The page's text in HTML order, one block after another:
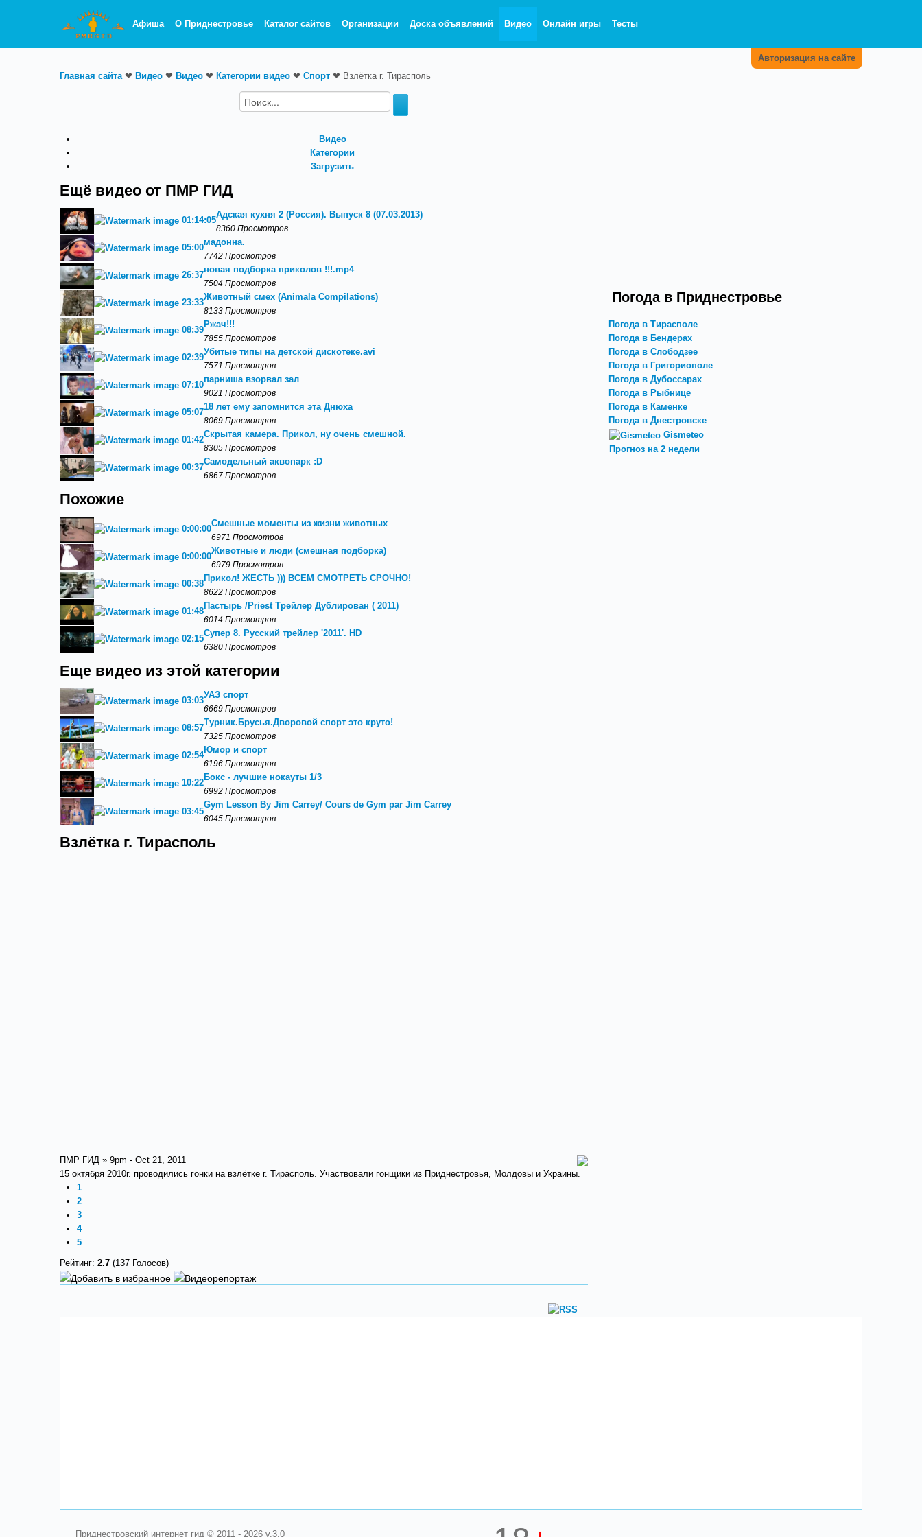
Афиша О Приднестровье Каталог сайтов Организации Доска объявлений Видео Онлайн игры Тесты
Авторизация на сайте
Главная сайта❤ Видео ❤ Видео ❤ Категории видео ❤ Спорт ❤ Взлётка г. Тирасполь
Видео
Категории
Загрузить
Ещё видео от ПМР ГИД
01:14:05
Адская кухня 2 (Россия). Выпуск 8 (07.03.2013)
8360 Просмотров
05:00
мадонна.
7742 Просмотров
26:37
новая подборка приколов !!!.mp4
7504 Просмотров
23:33
Животный смех (Animala Compilations)
8133 Просмотров
08:39
Ржач!!!
7855 Просмотров
02:39
Убитые типы на детской дискотеке.avi
7571 Просмотров
07:10
парниша взорвал зал
9021 Просмотров
05:07
18 лет ему запомнится эта Днюха
8069 Просмотров
01:42
Скрытая камера. Прикол, ну очень смешной.
8305 Просмотров
00:37
Самодельный аквопарк :D
6867 Просмотров
Похожие
0:00:00
Смешные моменты из жизни животных
6971 Просмотров
0:00:00
Животные и люди (смешная подборка)
6979 Просмотров
00:38
Прикол! ЖЕСТЬ ))) ВСЕМ СМОТРЕТЬ СРОЧНО!
8622 Просмотров
01:48
Пастырь /Priest Трейлер Дублирован ( 2011)
6014 Просмотров
02:15
Супер 8. Русский трейлер '2011'. HD
6380 Просмотров
Еще видео из этой категории
03:03
УАЗ спорт
6669 Просмотров
08:57
Турник.Брусья.Дворовой спорт это круто!
7325 Просмотров
02:54
Юмор и спорт
6196 Просмотров
10:22
Бокс - лучшие нокауты 1/3
6992 Просмотров
03:45
Gym Lesson By Jim Carrey/ Cours de Gym par Jim Carrey
6045 Просмотров
Взлётка г. Тирасполь
ПМР ГИД » 9pm - Oct 21, 2011
15 октября 2010г. проводились гонки на взлётке г. Тирасполь. Участвовали гонщики из Приднестровья, Молдовы и Украины.
1
2
3
4
5
Рейтинг: 2.7 (137 Голосов)
Погода в Приднестровье
Погода в Тирасполе
Погода в Бендерах
Погода в Слободзее
Погода в Григориополе
Погода в Дубоссарах
Погода в Рыбнице
Погода в Каменке
Погода в Днестровске
Gismeteo
Прогноз на 2 недели
Приднестровский интернет гид © 2011 - 2026 v.3.0